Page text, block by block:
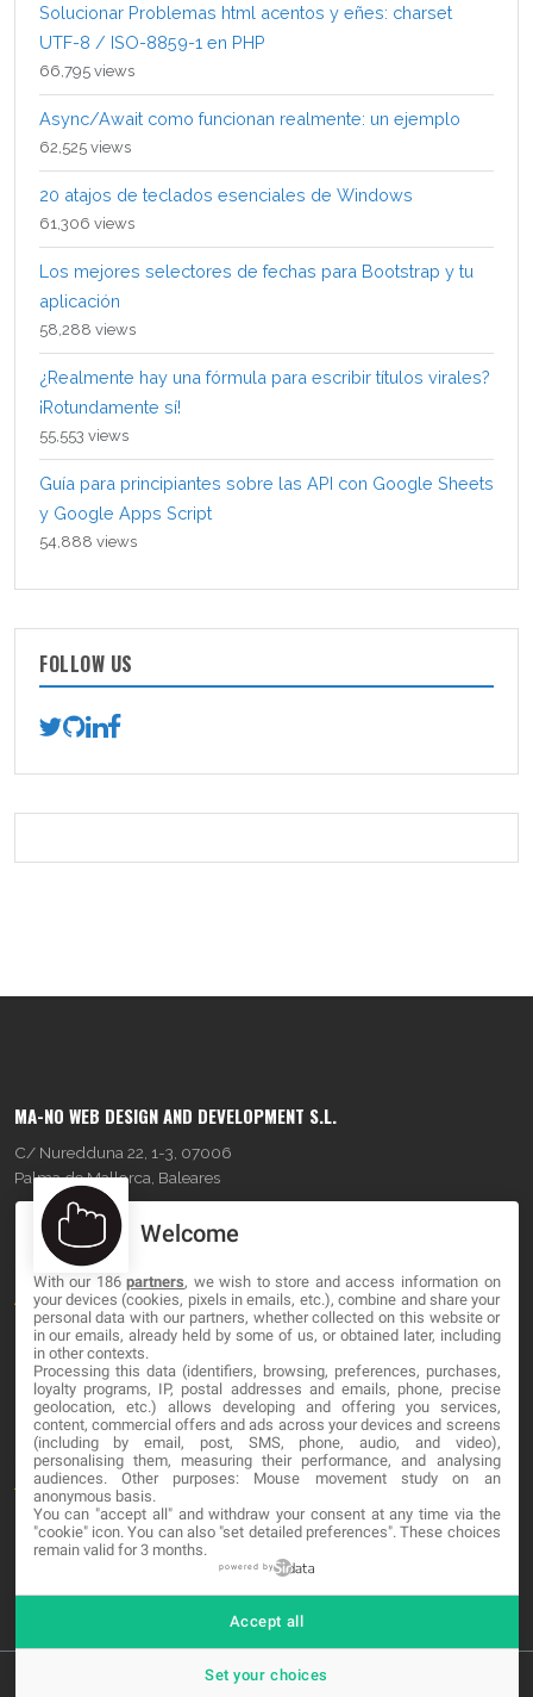
Solucionar Problemas html acentos y eñes: charset
UTF-8 / ISO-8859-1 en PHP
66,795 views
Async/Await como funcionan realmente: un ejemplo
62,525 views
20 atajos de teclados esenciales de Windows
61,306 views
Los mejores selectores de fechas para Bootstrap y tu
aplicación
58,288 views
¿Realmente hay una fórmula para escribir títulos virales?
¡Rotundamente sí!
55,553 views
Guía para principiantes sobre las API con Google Sheets
y Google Apps Script
54,888 views
FOLLOW US
MA-NO WEB DESIGN AND DEVELOPMENT S.L.
C/ Nuredduna 22, 1-3, 07006
Palma de Mallorca, Baleares
OUR COMPANY
About
Blog
Contact
LEGAL
Terminos y Condiciones
Política de Privacidad
© 2026 MA-NO Web Design & Development. All rights reserved.
Welcome
With our 186partners, we wish to store and access information on
your devices (cookies, pixels in emails, etc.), combine and share your
personal data with our partners, whether collected on this website or
in our emails, already held by some of us, or obtained later, including
in other contexts.
Processing this data (identifiers, browsing, preferences, purchases,
loyalty programs, IP, postal addresses and emails, phone, precise
geolocation, etc.) allows developing and offering you services,
content, commercial offers and ads across your devices and screens
(including by email, post, SMS, phone, audio, and video),
personalising them, measuring their performance, and analysing
audiences. Other purposes: Mouse movement study on an
anonymous basis.
You can "accept all" and withdraw your consent at any time via the
"cookie" icon. You can also "set detailed preferences". These choices
remain valid for 3 months.
powered by
Set your choices
Accept all